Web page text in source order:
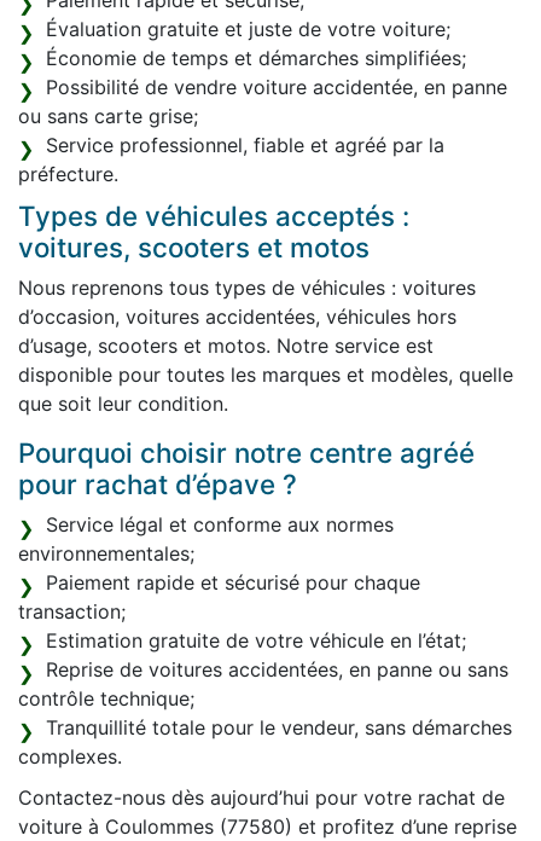
Évaluation gratuite et juste de votre voiture;
Économie de temps et démarches simplifiées;
Possibilité de vendre voiture accidentée, en panne
ou sans carte grise;
Service professionnel, fiable et agréé par la
préfecture.
Types de véhicules acceptés :
voitures, scooters et motos
Nous reprenons tous types de véhicules : voitures
d’occasion, voitures accidentées, véhicules hors
d’usage, scooters et motos. Notre service est
disponible pour toutes les marques et modèles, quelle
que soit leur condition.
Pourquoi choisir notre centre agréé
pour rachat d’épave ?
Service légal et conforme aux normes
environnementales;
Paiement rapide et sécurisé pour chaque
transaction;
Estimation gratuite de votre véhicule en l’état;
Reprise de voitures accidentées, en panne ou sans
contrôle technique;
Tranquillité totale pour le vendeur, sans démarches
complexes.
Contactez-nous dès aujourd’hui pour votre rachat de
voiture à Coulommes (77580) et profitez d’une reprise